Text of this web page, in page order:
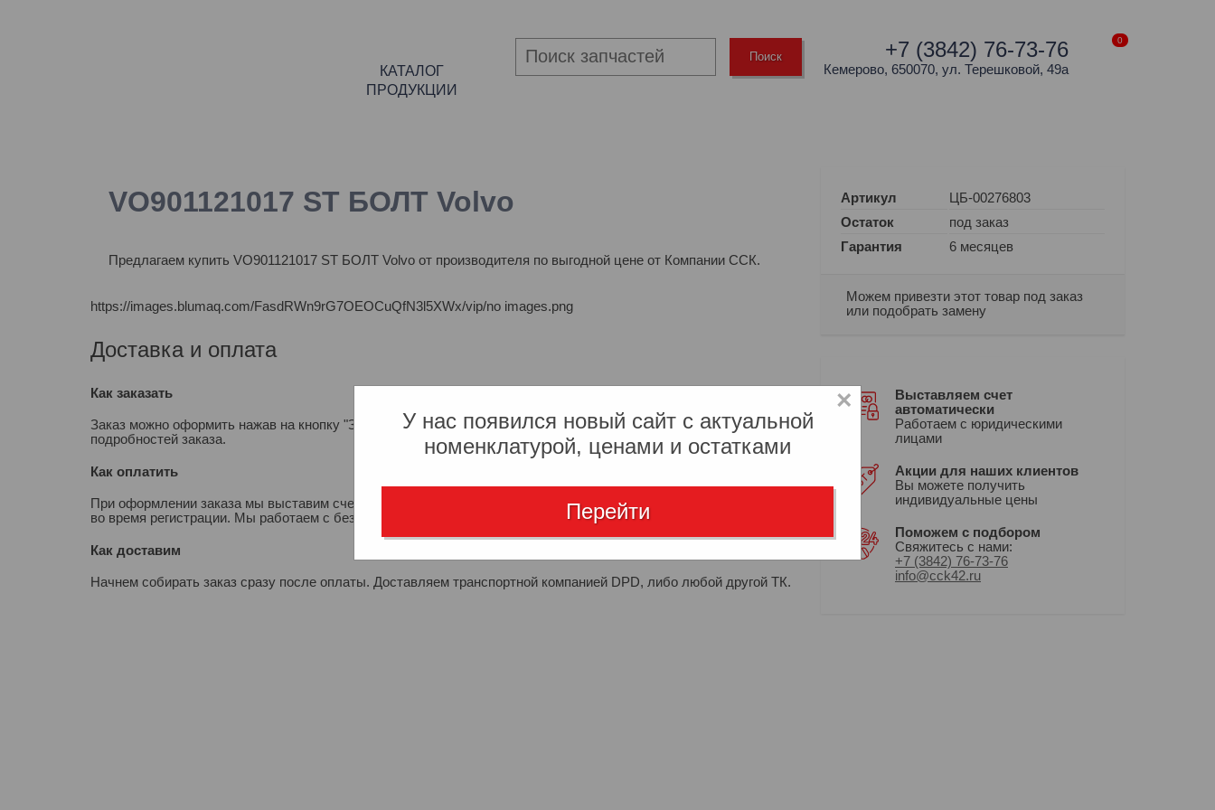
×
У нас появился новый сайт с актуальной
номенклатурой, ценами и остатками
Перейти
КАТАЛОГ
ПРОДУКЦИИ
Поиск +7 (3842) 76-73-76
Кемерово, 650070, ул. Терешковой, 49а
0
VO901121017 ST БОЛТ Volvo
Предлагаем купить VO901121017 ST БОЛТ Volvo от производителя по выгодной цене от Компании ССК.
https://images.blumaq.com/FasdRWn9rG7OEOCuQfN3l5XWx/vip/no images.png
Доставка и оплата
Как заказать
Заказ можно оформить нажав на кнопку "Заказать". После чего, наш менеджер свяжется с вами для уточнения
подробностей заказа.
Как оплатить
При оформлении заказа мы выставим счет для оплаты – он придет автоматически на почту, которую вы указали
во время регистрации. Мы работаем с безналичными платежами с расчетного счета.
Как доставим
Начнем собирать заказ сразу после оплаты. Доставляем транспортной компанией DPD, либо любой другой ТК.
Артикул
ЦБ-00276803
Остаток
под заказ
Гарантия
6 месяцев
Можем привезти этот товар под заказ
или подобрать замену
Выставляем счет
автоматически
Работаем с юридическими
лицами
Акции для наших клиентов
Вы можете получить
индивидуальные цены
Поможем с подбором
Свяжитесь с нами:
+7 (3842) 76-73-76
info@cck42.ru